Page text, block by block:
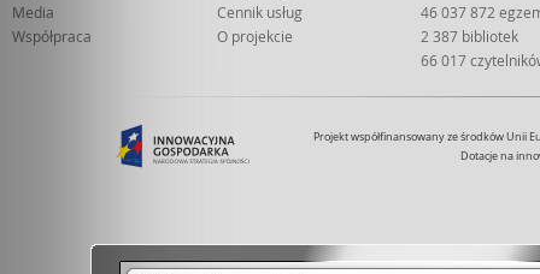
Media
Współpraca
Cennik usług
O projekcie
46 037 872
2 387 bibliotek
66 017
Projekt współfinansowany ze środków Unii
Dotacje na